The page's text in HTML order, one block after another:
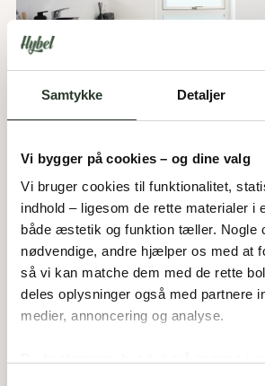
Samtykke Detaljer
Vi bygger på cookies – og dine valg
Vi bruger cookies til funktionalitet,
indhold – ligesom de rette materialer i
både æstetik og funktion tæller. Nogle
nødvendige, andre hjælper os med at
så vi kan matche dem med de rette
deles oplysninger også med partnere
medier, annoncering og analyse.